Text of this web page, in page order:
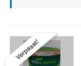
Verpasst!